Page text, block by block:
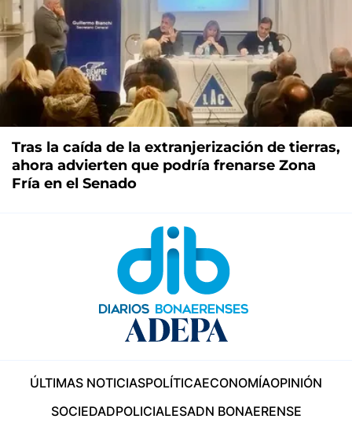
Tras la caída de la extranjerización de tierras,
ahora advierten que podría frenarse Zona
Fría en el Senado
ÚLTIMAS NOTICIASPOLÍTICAECONOMÍAOPINIÓN
SOCIEDADPOLICIALESADN BONAERENSE